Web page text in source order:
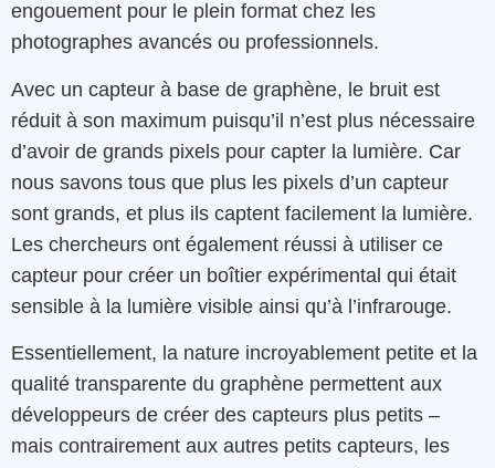
engouement pour le plein format chez les
photographes avancés ou professionnels.
Avec un capteur à base de graphène, le bruit est
réduit à son maximum puisqu’il n’est plus nécessaire
d’avoir de grands pixels pour capter la lumière. Car
nous savons tous que plus les pixels d’un capteur
sont grands, et plus ils captent facilement la lumière.
Les chercheurs ont également réussi à utiliser ce
capteur pour créer un boîtier expérimental qui était
sensible à la lumière visible ainsi qu’à l’infrarouge.
Essentiellement, la nature incroyablement petite et la
qualité transparente du graphène permettent aux
développeurs de créer des capteurs plus petits –
mais contrairement aux autres petits capteurs, les